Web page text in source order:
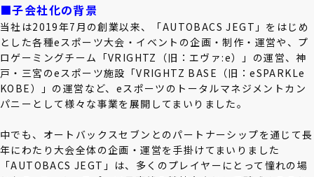
■子会社化の背景
当社は2019年7月の創業以来、「AUTOBACS JEGT」をはじめ
とした各種eスポーツ大会・イベントの企画・制作・運営や、プ
ロゲーミングチーム「VRIGHTZ（旧：エヴァ:e）」の運営、神
戸・三宮のeスポーツ施設「VRIGHTZ BASE（旧：eSPARKLe
KOBE）」の運営など、eスポーツのトータルマネジメントカン
パニーとして様々な事業を展開してまいりました。
中でも、オートバックスセブンとのパートナーシップを通じて長
年にわたり大会全体の企画・運営を手掛けてまいりました
「AUTOBACS JEGT」は、多くのプレイヤーにとって憧れの場